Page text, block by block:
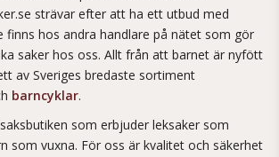
strävar efter att ha ett utbud med
finns hos andra handlare på nätet som gör
saker hos oss. Allt från att barnet är nyfött
av Sveriges bredaste sortiment
barncyklar.
som erbjuder leksaker som
som vuxna. För oss är kvalitet och säkerhet